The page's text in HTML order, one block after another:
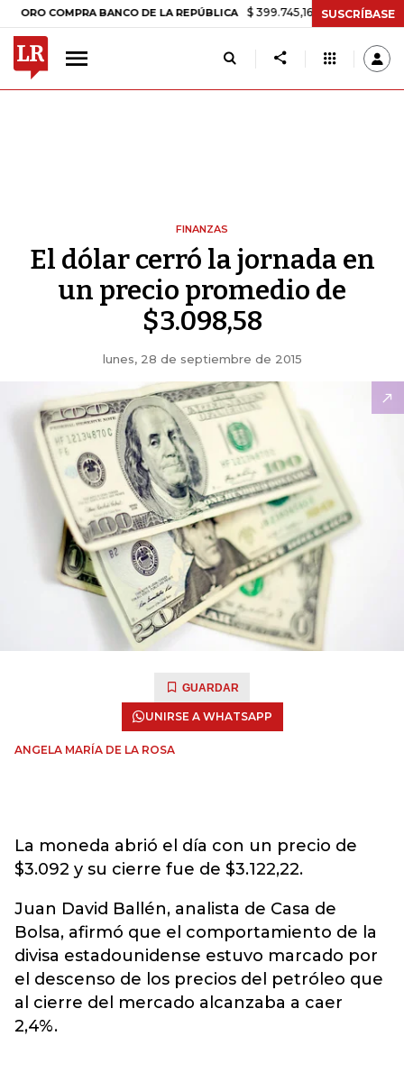
COMPRA BANCO DE LA REPÚBLICA $ 399.745,16 +$ 2.295,71 +0,58%
SUSCRÍBASE
FINANZAS
El dólar cerró la jornada en
un precio promedio de
$3.098,58
lunes, 28 de septiembre de 2015
GUARDAR
UNIRSE A WHATSAPP
ANGELA MARÍA DE LA ROSA
La moneda abrió el día con un precio de
$3.092 y su cierre fue de $3.122,22.
Juan David Ballén, analista de Casa de
Bolsa, afirmó que el comportamiento de la
divisa estadounidense estuvo marcado por
el descenso de los precios del petróleo que
al cierre del mercado alcanzaba a caer
2,4%.